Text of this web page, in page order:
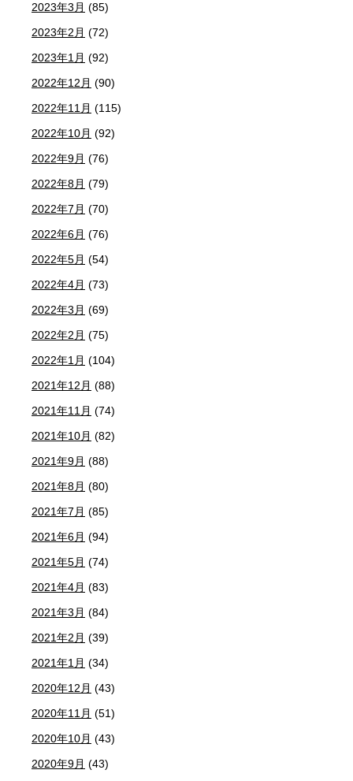
2023年3月 (85)
2023年2月 (72)
2023年1月 (92)
2022年12月 (90)
2022年11月 (115)
2022年10月 (92)
2022年9月 (76)
2022年8月 (79)
2022年7月 (70)
2022年6月 (76)
2022年5月 (54)
2022年4月 (73)
2022年3月 (69)
2022年2月 (75)
2022年1月 (104)
2021年12月 (88)
2021年11月 (74)
2021年10月 (82)
2021年9月 (88)
2021年8月 (80)
2021年7月 (85)
2021年6月 (94)
2021年5月 (74)
2021年4月 (83)
2021年3月 (84)
2021年2月 (39)
2021年1月 (34)
2020年12月 (43)
2020年11月 (51)
2020年10月 (43)
2020年9月 (43)